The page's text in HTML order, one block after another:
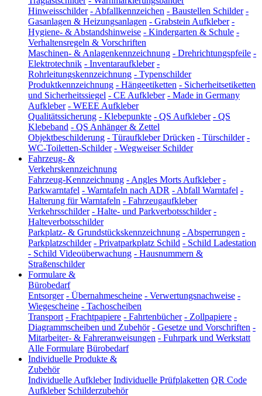
Hinweisschilder - Abfallkennzeichen - Baustellen Schilder -
Gasanlagen & Heizungsanlagen - Grabstein Aufkleber -
Hygiene- & Abstandshinweise - Kindergarten & Schule -
Verhaltensregeln & Vorschriften
Maschinen- & Anlagenkennzeichnung - Drehrichtungspfeile -
Elektrotechnik - Inventaraufkleber -
Rohrleitungskennzeichnung - Typenschilder
Produktkennzeichnung - Hängeetiketten - Sicherheitsetiketten
und Sicherheitssiegel - CE Aufkleber - Made in Germany
Aufkleber - WEEE Aufkleber
Qualitätssicherung - Klebepunkte - QS Aufkleber - QS
Klebeband - QS Anhänger & Zettel
Objektbeschilderung - Türaufkleber Drücken - Türschilder -
WC-Toiletten-Schilder - Wegweiser Schilder
Fahrzeug- &
Verkehrskennzeichnung
Fahrzeug-Kennzeichnung - Angles Morts Aufkleber -
Parkwarntafel - Warntafeln nach ADR - Abfall Warntafel -
Halterung für Warntafeln - Fahrzeugaufkleber
Verkehrsschilder - Halte- und Parkverbotsschilder -
Halteverbotsschilder
Parkplatz- & Grundstückskennzeichnung - Absperrungen -
Parkplatzschilder - Privatparkplatz Schild - Schild Ladestation
- Schild Videoüberwachung - Hausnummern &
Straßenschilder
Formulare &
Bürobedarf
Entsorger - Übernahmescheine - Verwertungsnachweise -
Wiegescheine - Tachoscheiben
Transport - Frachtpapiere - Fahrtenbücher - Zollpapiere -
Diagrammscheiben und Zubehör - Gesetze und Vorschriften -
Mitarbeiter- & Fahreranweisungen - Fuhrpark und Werkstatt
Alle Formulare Bürobedarf
Individuelle Produkte &
Zubehör
Individuelle Aufkleber Individuelle Prüfplaketten QR Code
Aufkleber Schilderzubehör